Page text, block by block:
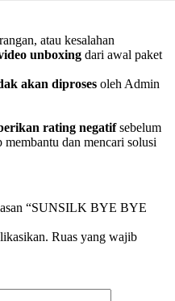
atau kesalahan
unboxing dari awal paket
akan diproses oleh Admin
rating negatifsebelum
dan mencari solusi
“SUNSILK BYE BYE
Ruas yang wajib